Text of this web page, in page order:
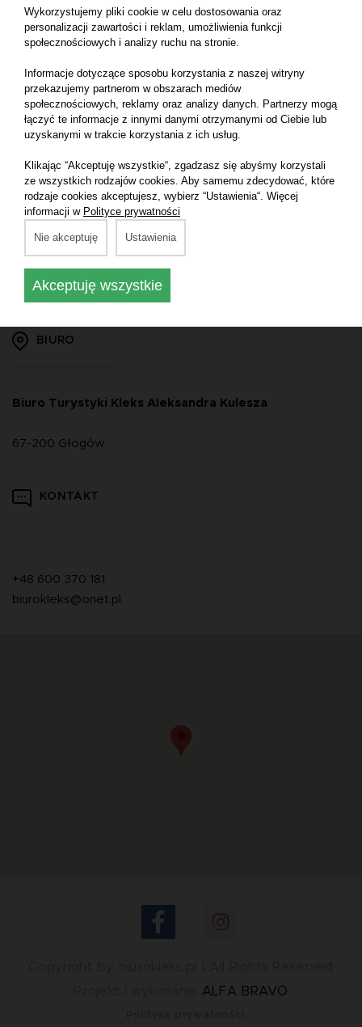
Informacje o przetwarzaniu danych osobowych
znajdują się tutaj . *
Wyślij wiadomość
Skontaktuj sięz nami
Jesteśmy do Państwa dyspozycji od poniedziałku do
9:00-15:00
BIURO
Biuro Turystyki Kleks Aleksandra Kulesza
67-200 Głogów
KONTAKT
+48 600 370 181
biurokleks@onet.pl
ALFA BRAVO
Wykorzystujemy pliki cookie w celu dostosowania oraz
personalizacji zawartości i reklam, umożliwienia funkcji
społecznościowych i analizy ruchu na stronie.
Informacje dotyczące sposobu korzystania z naszej witryny
przekazujemy partnerom w obszarach mediów
społecznościowych, reklamy oraz analizy danych. Partnerzy mogą
łączyć te informacje z innymi danymi otrzymanymi od Ciebie lub
uzyskanymi w trakcie korzystania z ich usług.
Klikając “Akceptuję wszystkie“, zgadzasz się abyśmy korzystali
ze wszystkich rodzajów cookies. Aby samemu zdecydować, które
rodzaje cookies akceptujesz, wybierz “Ustawienia“. Więcej
informacji w Polityce prywatności
Nie akceptuję Ustawienia
Akceptuję wszystkie